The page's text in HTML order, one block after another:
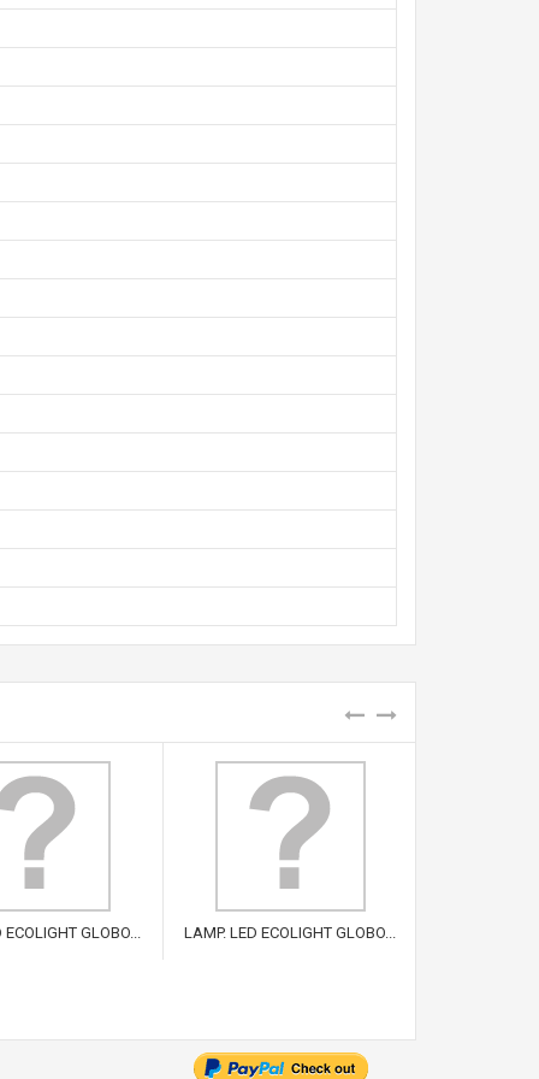
ECOLIGHT GLOBO... LAMP. LED ECOLIGHT GLOBO...